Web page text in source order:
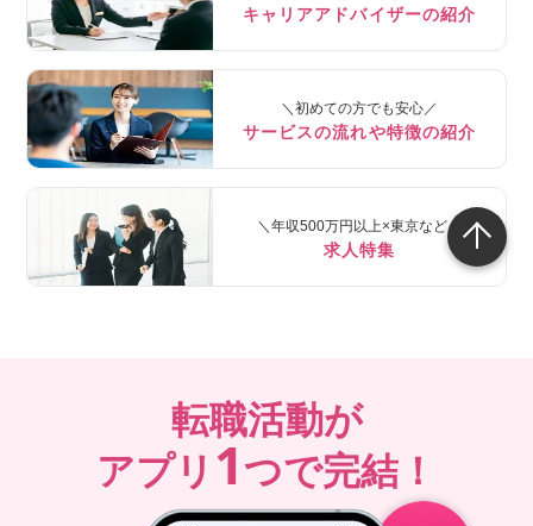
キャリアアドバイザーの紹介
＼初めての方でも安心／
サービスの流れや特徴の紹介
＼年収500万円以上×東京など／
求人特集
転職活動が
アプリ 1つで完結！